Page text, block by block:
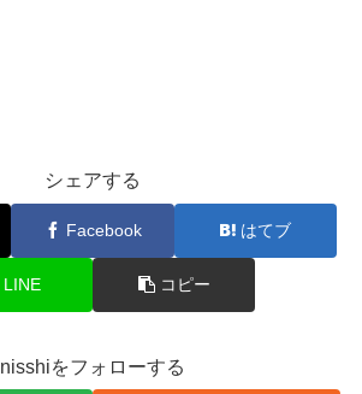
シェアする
Facebook はてブ
LINE コピー
nisshiをフォローする